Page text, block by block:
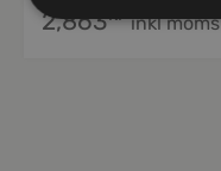
2,863kr inkl moms